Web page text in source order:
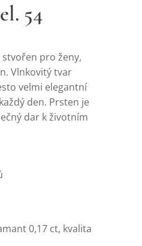
54
pro ženy,
Vlnkovitý tvar
velmi elegantní
den. Prsten je
dar k životním
0,17 ct, kvalita